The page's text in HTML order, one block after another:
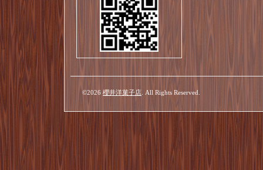
©2026 櫻井洋菓子店 . All Rights Reserved.